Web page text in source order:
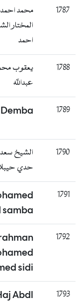
محمد احمدمحمد
المختار الشيخ محمد
يعقوب محمدو الشيخ
Aness Demba
الشيخ سعدبوه ولد
حدي حيبلا
Mohamed
Ahmed samba
Abderahman
mohamed
Ahmed sidi
El Haj Abdl